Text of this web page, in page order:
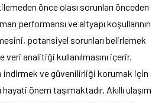
önce olası sorunları önceden
performansı ve altyapı koşullarının
potansiyel sorunları belirlemek
analitiği kullanılmasını içerir.
indirmek ve güvenilirliği korumak için
önem taşımaktadır. Akıllı ulaşım